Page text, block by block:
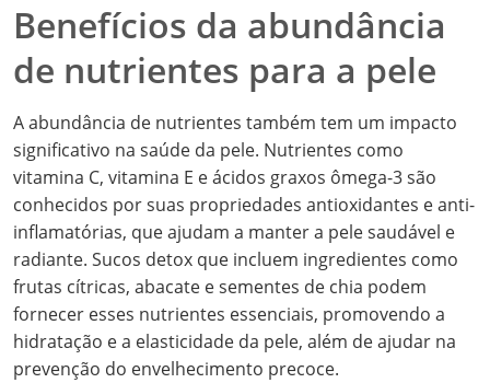
Benefícios da abundância
de nutrientes para a pele
A abundância de nutrientes também tem um impacto
significativo na saúde da pele. Nutrientes como
vitamina C, vitamina E e ácidos graxos ômega-3 são
conhecidos por suas propriedades antioxidantes e anti-
inflamatórias, que ajudam a manter a pele saudável e
radiante. Sucos detox que incluem ingredientes como
frutas cítricas, abacate e sementes de chia podem
fornecer esses nutrientes essenciais, promovendo a
hidratação e a elasticidade da pele, além de ajudar na
prevenção do envelhecimento precoce.